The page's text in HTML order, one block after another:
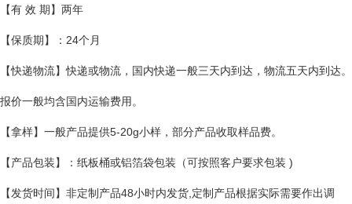
【有 效 期】两年
【保质期】：24个月
【快递物流】快递或物流，国内快递一般三天内到达，物流五天内到达。
报价一般均含国内运输费用。
【拿样】一般产品提供5-20g小样，部分产品收取样品费。
【产品包装】：纸板桶或铝箔袋包装（可按照客户要求包装 )
【发货时间】非定制产品48小时内发货,定制产品根据实际需要作出调